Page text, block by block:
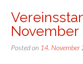
November
Posted on 14.